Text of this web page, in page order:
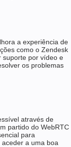
a experiência de
como o Zendesk
suporte por vídeo e
os problemas
através de
partido do WebRTC
para
a uma boa